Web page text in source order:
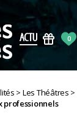
0
> Les Théâtres >
professionnels